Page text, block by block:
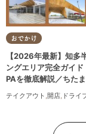
おでかけ
【2026年最新】知多
ングエリア完全ガイ
PAを徹底解説／ちた
テイクアウト 開店 ドライ